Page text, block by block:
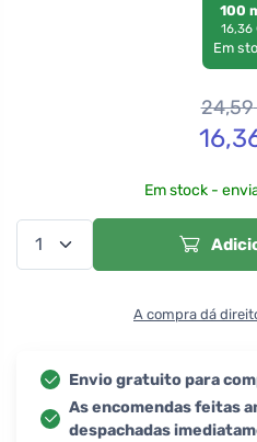
100
16,36
Em
24,59
Em stock -
A compra dá
Envio gratuito para
As encomendas feitas
despachadas